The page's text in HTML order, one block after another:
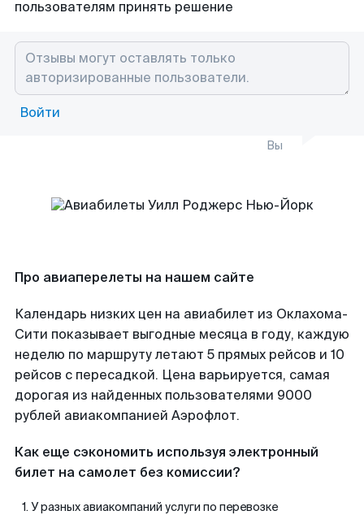
пользователям принять решение
Войти
Вы
Про авиаперелеты на нашем сайте
Календарь низких цен на авиабилет из Оклахома-
Сити показывает выгодные месяца в году, каждую
неделю по маршруту летают 5 прямых рейсов и 10
рейсов с пересадкой. Цена варьируется, самая
дорогая из найденных пользователями 9000
рублей авиакомпанией Аэрофлот.
Как еще сэкономить используя электронный
билет на самолет без комиссии?
У разных авиакомпаний услуги по перевозке